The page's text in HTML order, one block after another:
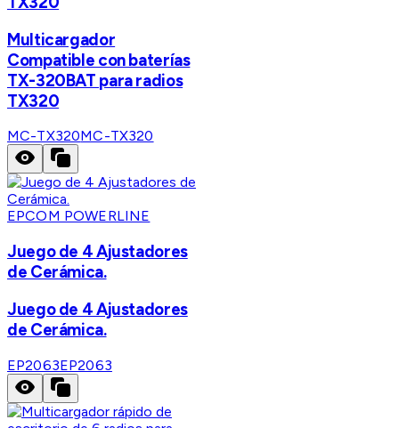
Multicargador
Compatible con baterías
TX-320BAT para radios
TX320
MC-TX320MC-TX320
EPCOM POWERLINE
Juego de 4 Ajustadores
de Cerámica.
Juego de 4 Ajustadores
de Cerámica.
EP2063EP2063